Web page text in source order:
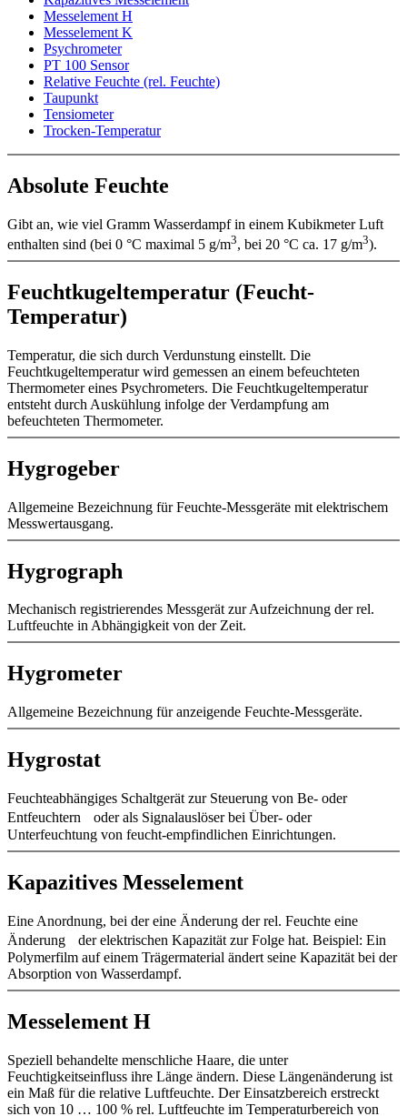
Messelement H
Messelement K
Psychrometer
PT 100 Sensor
Relative Feuchte (rel. Feuchte)
Taupunkt
Tensiometer
Trocken-Temperatur
Absolute Feuchte
Gibt an, wie viel Gramm Wasserdampf in einem Kubikmeter Luft
enthalten sind (bei 0 °C maximal 5 g/­m3, bei 20 °C ca. 17 g/­m3).
Feuchtkugeltemperatur (Feucht-
Temperatur)
Temperatur, die sich durch Verdunstung einstellt. Die
Feuchtkugeltemperatur wird gemessen an einem befeuchteten
Thermometer eines Psychrometers. Die Feuchtkugeltemperatur
entsteht durch Auskühlung infolge der Verdampfung am
befeuchteten Thermometer.
Hygrogeber
Allgemeine Bezeichnung für Feuchte-Messgeräte mit elektrischem
Messwertausgang.
Hygrograph
Mechanisch registrierendes Messgerät zur Aufzeichnung der rel.
Luftfeuchte in Abhängigkeit von der Zeit.
Hygrometer
Allgemeine Bezeichnung für anzeigende Feuchte-Messgeräte.
Hygrostat
Feuchteabhängiges Schaltgerät zur Steuerung von Be- oder
Entfeuchtern oder als Signalauslöser bei Über- oder
Unterfeuchtung von feucht-empfindlichen Einrichtungen.
Kapazitives Messelement
Eine Anordnung, bei der eine Änderung der rel. Feuchte eine
Änderung der elektrischen Kapazität zur Folge hat. Beispiel: Ein
Polymerfilm auf einem Trägermaterial ändert seine Kapazität bei der
Absorption von Wasserdampf.
Messelement H
Speziell behandelte menschliche Haare, die unter
Feuchtigkeitseinfluss ihre Länge ändern. Diese Längenänderung ist
ein Maß für die relative Luftfeuchte. Der Einsatzbereich erstreckt
sich von 10 … 100 % rel. Luftfeuchte im Temperaturbereich von